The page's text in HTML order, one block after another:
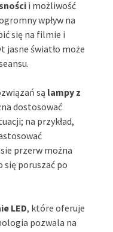
i możliwość
wpływ na
się na filmie i
jasne światło może
są lampy z
dostosować
na przykład,
przerw można
się poruszać po
LED, które oferuje
pozwala na